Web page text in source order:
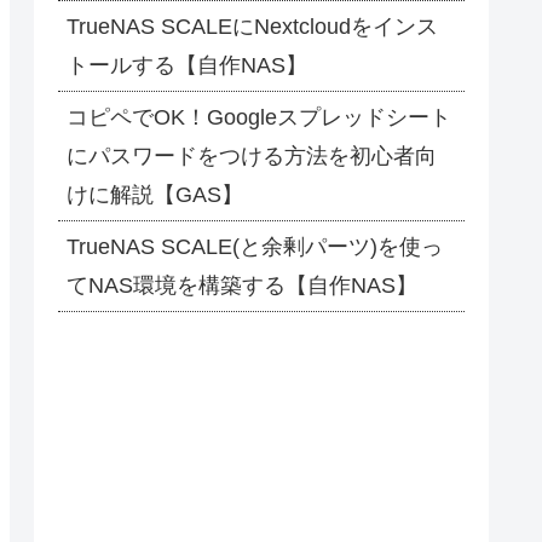
TrueNAS SCALEにNextcloudをインス
トールする【自作NAS】
コピペでOK！Googleスプレッドシート
にパスワードをつける方法を初心者向
けに解説【GAS】
TrueNAS SCALE(と余剰パーツ)を使っ
てNAS環境を構築する【自作NAS】